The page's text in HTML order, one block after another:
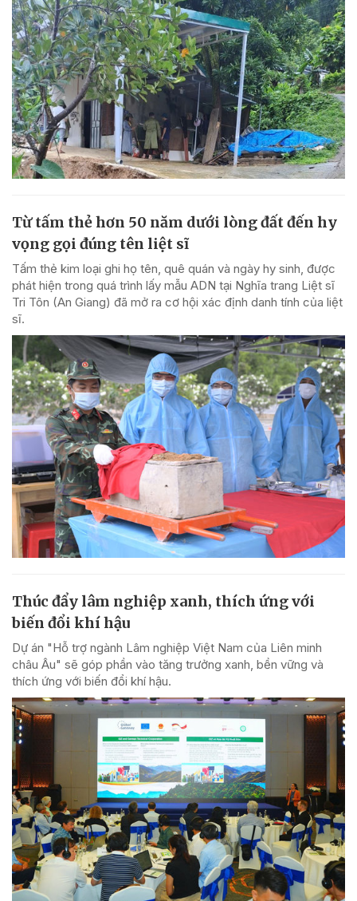
Từ tấm thẻ hơn 50 năm dưới lòng đất đến hy
vọng gọi đúng tên liệt sĩ
Tấm thẻ kim loại ghi họ tên, quê quán và ngày hy sinh, được
phát hiện trong quá trình lấy mẫu ADN tại Nghĩa trang Liệt sĩ
Tri Tôn (An Giang) đã mở ra cơ hội xác định danh tính của liệt
sĩ.
Thúc đẩy lâm nghiệp xanh, thích ứng với
biến đổi khí hậu
Dự án "Hỗ trợ ngành Lâm nghiệp Việt Nam của Liên minh
châu Âu" sẽ góp phần vào tăng trưởng xanh, bền vững và
thích ứng với biến đổi khí hậu.